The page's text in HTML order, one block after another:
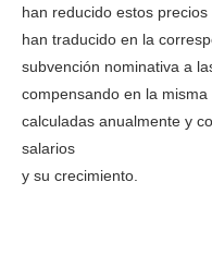
han reducido estos
han traducido en la
subvención nominativa a
compensando en la
calculadas anualmente y
salarios
y su crecimiento.